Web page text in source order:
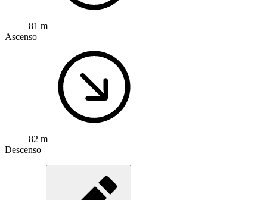
81 m
Ascenso
82 m
Descenso